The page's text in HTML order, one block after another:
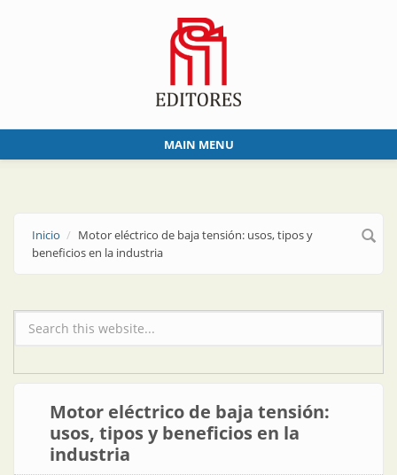
MAIN MENU
Inicio
Motor eléctrico de baja tensión: usos, tipos y
beneficios en la industria
Formulario de búsqueda
Motor eléctrico de baja tensión:
usos, tipos y beneficios en la
industria